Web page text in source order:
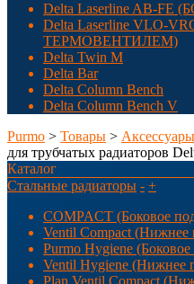
Delta Laserline AB-FE
Delta Laserline VLO-
ТЕРМОВЕНТИЛЕМ)
Delta Twin M
Delta Bar
Delta Column Bench
Delta Column Bench V
Purmo > Товары >
для трубчатых радиаторов
Каталог
Стальные радиаторы - +
COMPACT (Боковое
Ventil Compact (Нижнее
Purmo Hygiene
Ventil Hygiene (Нижнее
Plan Ventil Compact